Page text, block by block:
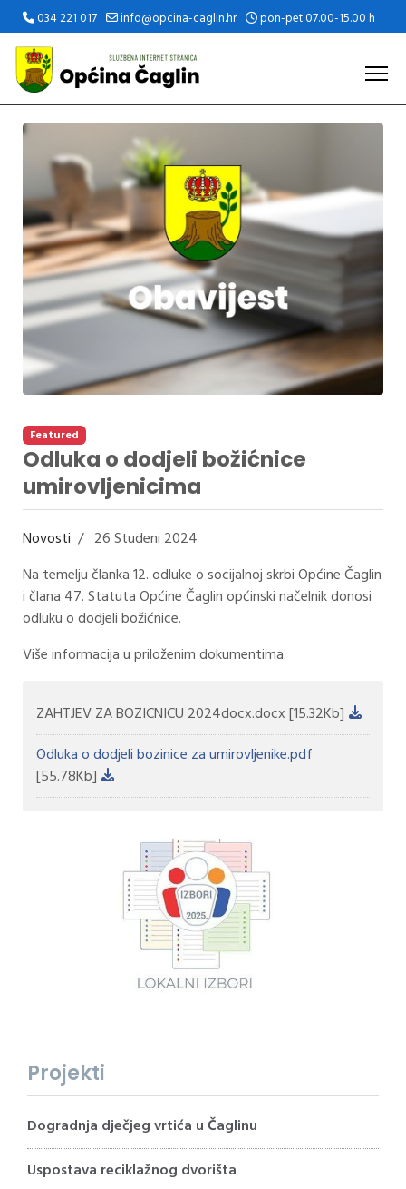
034 221 017 info@opcina-caglin.hr pon-pet 07.00-15.00 h
Featured
Odluka o dodjeli božićnice
umirovljenicima
Novosti
26 Studeni 2024
Na temelju članka 12. odluke o socijalnoj skrbi Općine Čaglin
i člana 47. Statuta Općine Čaglin općinski načelnik donosi
odluku o dodjeli božićnice.
Više informacija u priloženim dokumentima.
ZAHTJEV ZA BOZICNICU 2024docx.docx[15.32Kb]
Odluka o dodjeli bozinice za umirovljenike.pdf
[55.78Kb]
Projekti
Dogradnja dječjeg vrtića u Čaglinu
Uspostava reciklažnog dvorišta